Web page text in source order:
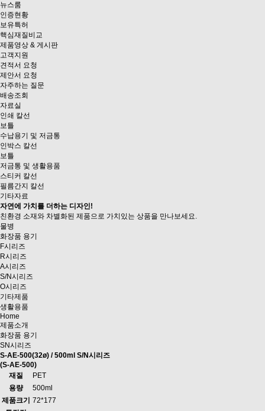
뉴스룸
인증현황
보유특허
핵심재질비교
제품영상 & 게시판
고객지원
견적서 요청
제안서 요청
자주하는 질문
배송조회
자료실
인쇄 칼선
보틀
수납용기 및 저금통
인박스 칼선
보틀
저금통 및 생활용품
스티커 칼선
필름간지 칼선
기타자료
자연에 가치를 더하는 디자인!
친환경 소재와 차별화된 제품으로 가치있는 상품을 만나보세요.
물병
화장품 용기
F시리즈
R시리즈
A시리즈
S/N시리즈
O시리즈
기타제품
생활용품
Home
제품소개
화장품 용기
SN시리즈
S-AE-500(32ø) / 500ml S/N시리즈
(S-AE-500)
재질
PET
용량
500ml
제품크기
72*177